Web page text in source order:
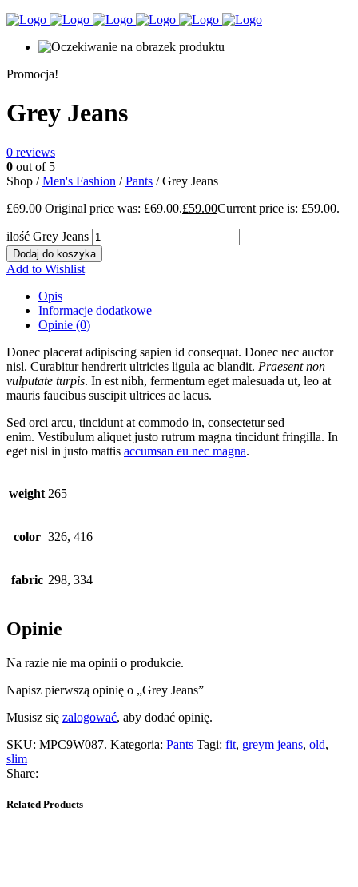
Promocja!
Grey Jeans
0 reviews
0 out of 5
Shop /Men's Fashion /Pants / Grey Jeans
£69.00 Original price was: £69.00.£59.00Current price is: £59.00.
ilość Grey Jeans
Dodaj do koszyka
Add to Wishlist
Opis
Informacje dodatkowe
Opinie (0)
Donec placerat adipiscing sapien id consequat. Donec nec auctor
nisl. Curabitur hendrerit ultricies ligula ac blandit. Praesent non
vulputate turpis. In est nibh, fermentum eget malesuada ut, leo at
mauris faucibus suscipit ultrices ac lacus.
Sed orci arcu, tincidunt at commodo in, consectetur sed
enim. Vestibulum aliquet justo rutrum magna tincidunt fringilla. In
eget nisl in justo mattis accumsan eu nec magna.
weight 265
color 326, 416
fabric 298, 334
Opinie
Na razie nie ma opinii o produkcie.
Napisz pierwszą opinię o „Grey Jeans”
Musisz się zalogować, aby dodać opinię.
SKU: MPC9W087. Kategoria: Pants Tagi: fit, greym jeans, old,
slim
Share:
Related Products